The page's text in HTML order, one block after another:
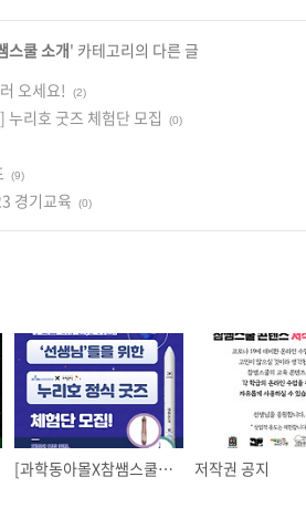
스쿨 소개' 카테고리의 다른 글
오세요!
(2)
리호 굿즈 체험단 모집 (0)
(9)
경기교육 (0)
[과학동아몰X참쌤스쿨] 누리호 굿즈 체험단 모집 저작권 공지